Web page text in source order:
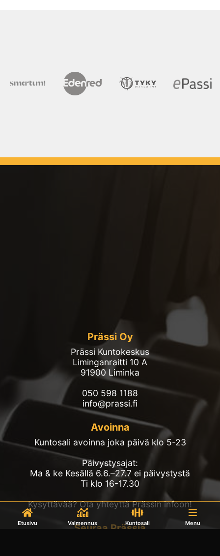
Etusivu Valmennus Kuntosali Menu
Prässi Oy
Prässi Kuntokeskus
Liminganraitti 10 A
91900 Liminka
050 598 1188
info@prassi.fi
Avoinna
Kuntosali avoinna joka päivä klo 5-23
Päivystysajat:
Ma & ke Kesällä 6.6.–27.7 ei päivystystä
Ti klo 16-17.30
Kysyttävää? Ota yhteyttä Prässin infoon!
Seuraa Prässiä